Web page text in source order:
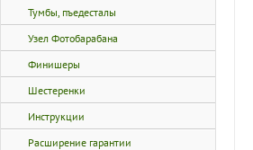
Тумбы, пъедесталы
Узел Фотобарабана
Финишеры
Шестеренки
Инструкции
Расширение гарантии